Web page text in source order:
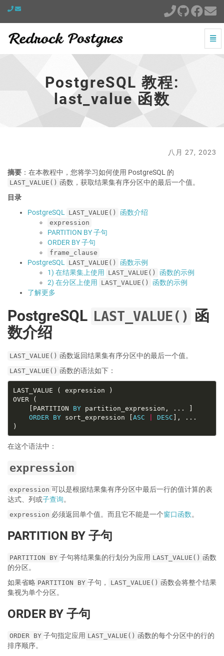
PostgreSQL
last_value
切
换
PostgreSQL 教程:
last_value 函数
八月 27, 2023
摘要 ：在本教程中，您将学习如何使用 PostgreSQL 的
LAST_VALUE() 函数，获取结果集有序分区中的最后一个值。
目录
PostgreSQL
LAST_VALUE() 函数介绍
expression
PARTITION BY 子句
ORDER BY 子句
frame_clause
PostgreSQL LAST_VALUE()
函数示例
1) 在结果集上使用
LAST_VALUE()
函数的示例
2) 在分区上使用
LAST_VALUE()
函数的示例
了解更多
PostgreSQL LAST_VALUE() 函
数介绍
LAST_VALUE() 函数返回结果集有序分区中的最后一个值。
LAST_VALUE() 函数的语法如下：
    [PARTITION
BY
ORDER
BY sort_expression [ASC DESC
在这个语法中：
expression
expression 可以是根据结果集有序分区中最后一行的值计算的表
达式、列或子查询。
expression 必须返回单个值。而且它不能是一个窗口函数。
PARTITION BY 子句
PARTITION BY 子句将结果集的行划分为应用 LAST_VALUE() 函数
的分区。
如果省略 PARTITION BY 子句， LAST_VALUE() 函数会将整个结果
集视为单个分区。
ORDER BY 子句
ORDER BY 子句指定应用 LAST_VALUE() 函数的每个分区中的行的
排序顺序。